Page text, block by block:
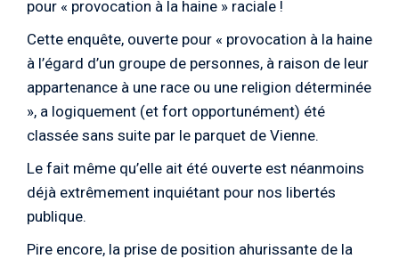
pour « provocation à la haine » raciale !
Cette enquête, ouverte pour « provocation à la haine
à l’égard d’un groupe de personnes, à raison de leur
appartenance à une race ou une religion déterminée
», a logiquement (et fort opportunément) été
classée sans suite par le parquet de Vienne.
Le fait même qu’elle ait été ouverte est néanmoins
déjà extrêmement inquiétant pour nos libertés
publique.
Pire encore, la prise de position ahurissante de la